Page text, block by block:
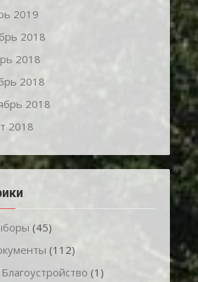
2019
2018
2018
2018
2018
2018
(45)
(112)
Благоустройство (1)